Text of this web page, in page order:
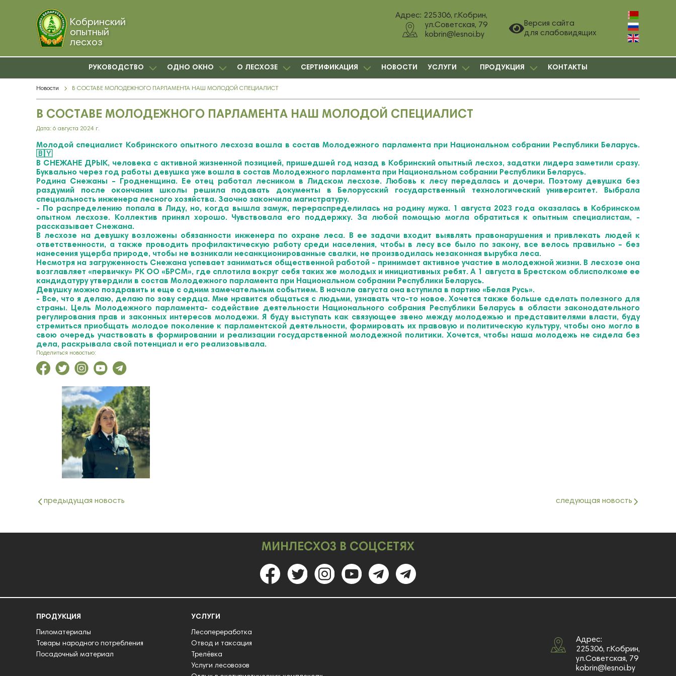
Кобринский
опытный
лесхоз
Адрес: 225306, г.Кобрин,
ул.Советская, 79
kobrin@lesnoi.by
Версия сайта
для слабовидящих
РУКОВОДСТВО ОДНО ОКНО О ЛЕСХОЗЕ СЕРТИФИКАЦИЯ НОВОСТИ УСЛУГИ ПРОДУКЦИЯ КОНТАКТЫ
Новости В СОСТАВЕ МОЛОДЕЖНОГО ПАРЛАМЕНТА НАШ МОЛОДОЙ СПЕЦИАЛИСТ
В СОСТАВЕ МОЛОДЕЖНОГО ПАРЛАМЕНТА НАШ МОЛОДОЙ СПЕЦИАЛИСТ
Дата: 6 августа 2024 г.
Молодой специалист Кобринского опытного лесхоза вошла в состав Молодежного парламента при Национальном собрании Республики Беларусь.
🇧🇾
В СНЕЖАНЕ ДРЫК, человека с активной жизненной позицией, пришедшей год назад в Кобринский опытный лесхоз, задатки лидера заметили сразу.
Буквально через год работы девушка уже вошла в состав Молодежного парламента при Национальном собрании Республики Беларусь.
Родина Снежаны – Гродненщина. Ее отец работал лесником в Лидском лесхозе. Любовь к лесу передалась и дочери. Поэтому девушка без
раздумий после окончания школы решила подавать документы в Белорусский государственный технологический университет. Выбрала
специальность инженера лесного хозяйства. Заочно закончила магистратуру.
- По распределению попала в Лиду, но, когда вышла замуж, перераспределилась на родину мужа. 1 августа 2023 года оказалась в Кобринском
опытном лесхозе. Коллектив принял хорошо. Чувствовала его поддержку. За любой помощью могла обратиться к опытным специалистам, -
рассказывает Снежана.
В лесхозе на девушку возложены обязанности инженера по охране леса. В ее задачи входит выявлять правонарушения и привлекать людей к
ответственности, а также проводить профилактическую работу среди населения, чтобы в лесу все было по закону, все велось правильно – без
нанесения ущерба природе, чтобы не возникали несанкционированные свалки, не производилась незаконная вырубка леса.
Несмотря на загруженность Снежана успевает заниматься общественной работой - принимает активное участие в молодежной жизни. В лесхозе она
возглавляет «первичку» РК ОО «БРСМ», где сплотила вокруг себя таких же молодых и инициативных ребят. А 1 августа в Брестском облисполкоме ее
кандидатуру утвердили в состав Молодежного парламента при Национальном собрании Республики Беларусь.
Девушку можно поздравить и еще с одним замечательным событием. В начале августа она вступила в партию «Белая Русь».
- Все, что я делаю, делаю по зову сердца. Мне нравится общаться с людьми, узнавать что-то новое. Хочется также больше сделать полезного для
страны. Цель Молодежного парламента- содействие деятельности Национального собрания Республики Беларусь в области законодательного
регулирования прав и законных интересов молодежи. Я буду выступать как связующее звено между молодежью и представителями власти, буду
стремиться приобщать молодое поколение к парламентской деятельности, формировать их правовую и политическую культуру, чтобы оно могло в
свою очередь участвовать в формировании и реализации государственной молодежной политики. Хочется, чтобы наша молодежь не сидела без
дела, раскрывала свой потенциал и его реализовывала.
Поделиться новостью:
предыдущая новость следующая новость
МИНЛЕСХОЗ В СОЦСЕТЯХ
ПРОДУКЦИЯ
Пиломатериалы
Товары народного потребления
Посадочный материал
УСЛУГИ
Лесопереработка
Отвод и таксация
Трелёвка
Услуги лесовозов
Адрес:
225306, г.Кобрин,
ул.Советская, 79
kobrin@lesnoi.by